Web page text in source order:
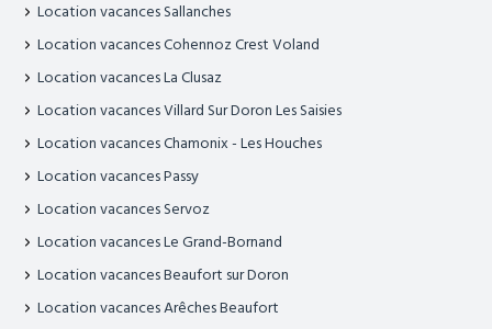
Location vacances Sallanches
Location vacances Cohennoz Crest Voland
Location vacances La Clusaz
Location vacances Villard Sur Doron Les Saisies
Location vacances Chamonix - Les Houches
Location vacances Passy
Location vacances Servoz
Location vacances Le Grand-Bornand
Location vacances Beaufort sur Doron
Location vacances Arêches Beaufort